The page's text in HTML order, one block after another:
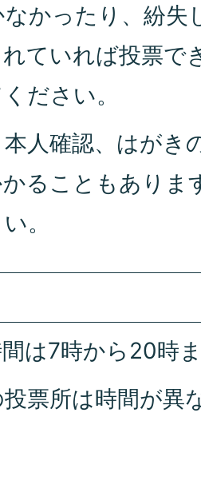
かったり、紛失
ていれば投票で
ださい。
人確認、はがき
ることもありま
。
は7時から20時
票所は時間が異